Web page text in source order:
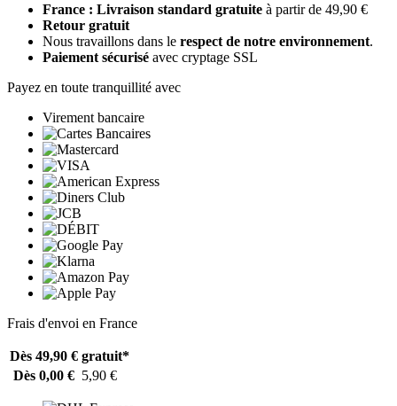
France : Livraison standard gratuite à partir de 49,90 €
Retour gratuit
Nous travaillons dans le respect de notre environnement.
Paiement sécurisé avec cryptage SSL
Payez en toute tranquillité avec
Virement bancaire
Frais d'envoi en France
Dès 49,90 € gratuit*
Dès 0,00 € 5,90 €